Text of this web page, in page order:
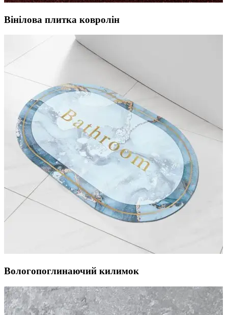
Вінілова плитка ковролін
Вологопоглинаючий килимок